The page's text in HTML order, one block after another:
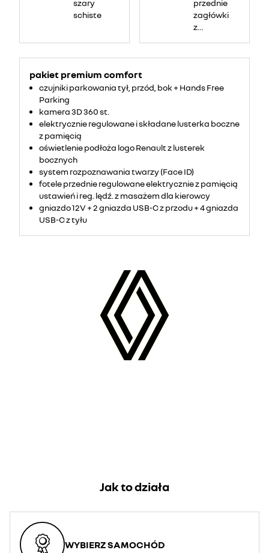
szary
schiste
przednie
zagłówki
z
pakiet premium comfort
czujniki parkowania tył, przód, bok + Hands Free
Parking
kamera 3D 360 st.
elektrycznie regulowane i składane lusterka boczne
z pamięcią
oświetlenie podłoża logo Renault z lusterek
bocznych
system rozpoznawania twarzy (Face ID)
fotele przednie regulowane elektrycznie z pamięcią
ustawień i reg. lędź. z masażem dla kierowcy
gniazdo 12V + 2 gniazda USB-C z przodu + 4 gniazda
USB-C z tyłu
Jak to działa
WYBIERZ SAMOCHÓD